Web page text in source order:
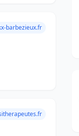
barbezieux.fr